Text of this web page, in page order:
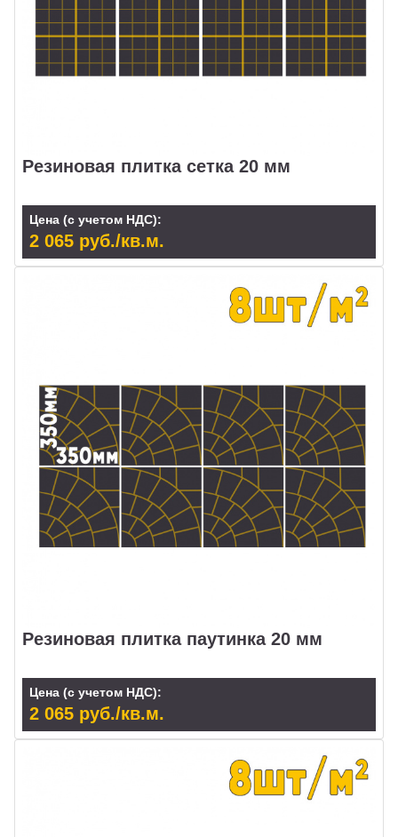
Резиновая плитка сетка 20 мм
Цена (с учетом НДС):
2 065 руб./кв.м.
Резиновая плитка паутинка 20 мм
Цена (с учетом НДС):
2 065 руб./кв.м.